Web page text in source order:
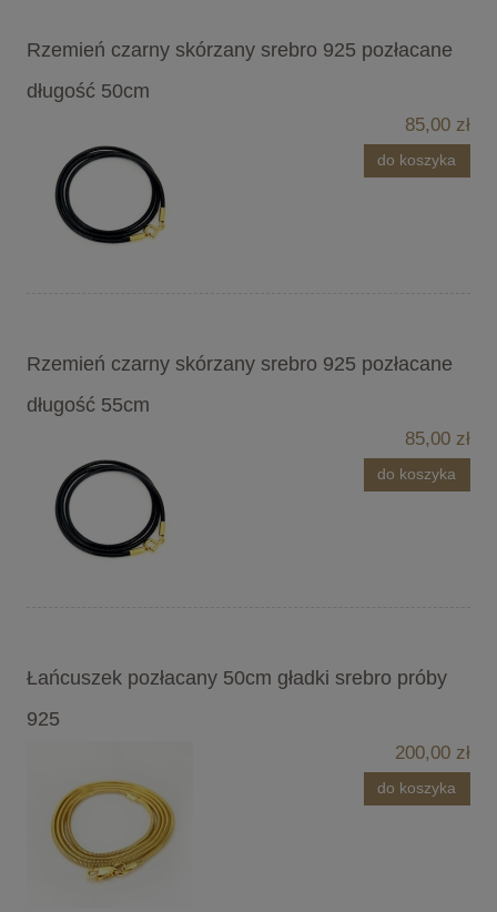
Rzemień czarny skórzany srebro 925 pozłacane
długość 50cm
85,00 zł
do koszyka
Rzemień czarny skórzany srebro 925 pozłacane
długość 55cm
85,00 zł
do koszyka
Łańcuszek pozłacany 50cm gładki srebro próby
925
200,00 zł
do koszyka